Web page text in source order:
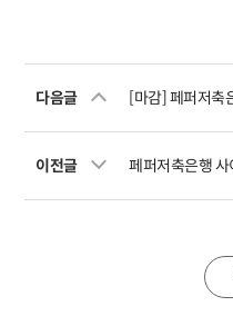
다음글
이전글